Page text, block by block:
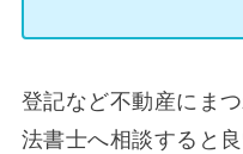
登記など不動産にま
法書士へ相談すると